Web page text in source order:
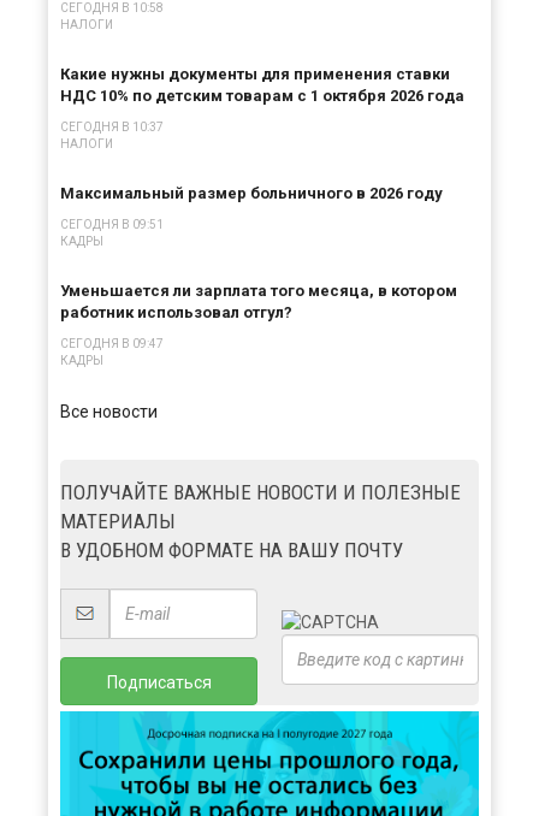
СЕГОДНЯ В 10:58
НАЛОГИ
Какие нужны документы для применения ставки
НДС 10% по детским товарам с 1 октября 2026 года
СЕГОДНЯ В 10:37
НАЛОГИ
Максимальный размер больничного в 2026 году
СЕГОДНЯ В 09:51
КАДРЫ
Уменьшается ли зарплата того месяца, в котором
работник использовал отгул?
СЕГОДНЯ В 09:47
КАДРЫ
Все новости
ПОЛУЧАЙТЕ ВАЖНЫЕ НОВОСТИ И ПОЛЕЗНЫЕ
МАТЕРИАЛЫ
В УДОБНОМ ФОРМАТЕ НА ВАШУ ПОЧТУ